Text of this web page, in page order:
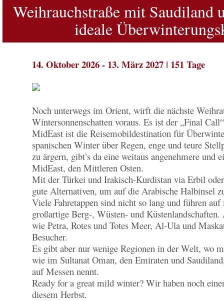
Weihrauchstraße mit Saudiland
ideale
14. Oktober 2026 - 13. März 2027 ǀ 151 Tage
Noch unterwegs im Orient, wirft die nächste
Wintersonnenschatten voraus. Es ist der „Final
MidEast ist die Reisemobildestination für
spanischen Winter über Regen, enge und teure
zu ärgern, gibt’s da eine weitaus angenehmere und
MidEast, den Mittleren Osten.
Mit der Türkei und Irakisch-Kurdistan via Erbil
gute Alternativen, um auf die Arabische Halbinsel
Viele Fahretappen sind nicht so lang und führen
großartige Berg-, Wüsten- und
wie Petra, Rotes und Totes Meer, Al-Ula und
Besucher.
Es gibt aber nur wenige Regionen in der Welt, wo
wie im Sultanat Oman, den Emiraten und
auf Messen nennt.
Ready for a great mild winter? Wir haben noch
diesem Herbst.